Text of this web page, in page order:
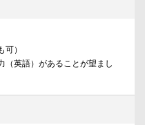
）
（英語）があることが望まし